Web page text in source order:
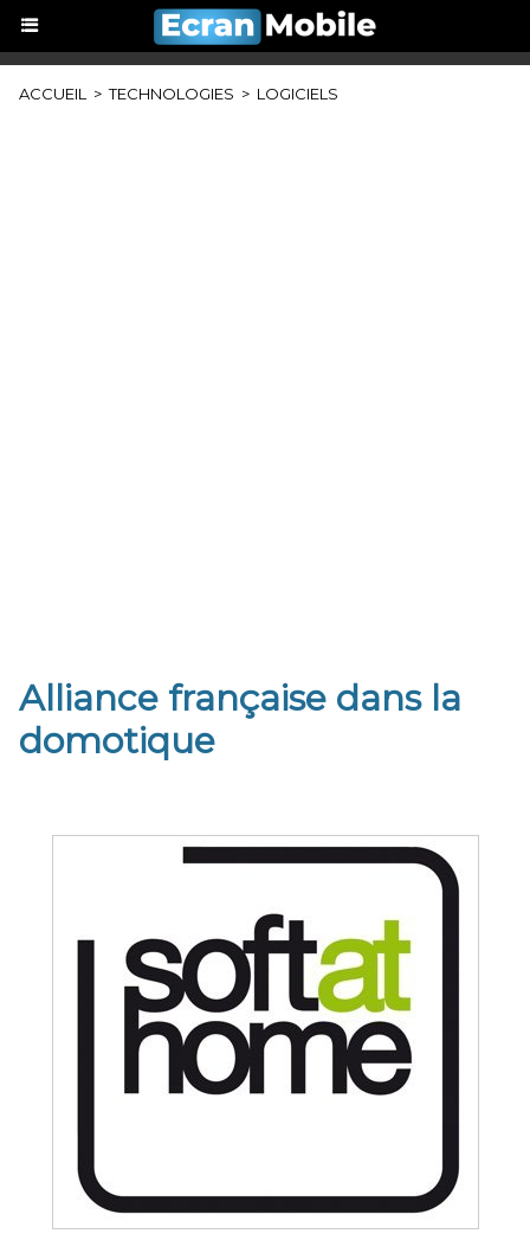
ACCUEIL > TECHNOLOGIES > LOGICIELS
Alliance française dans la
domotique